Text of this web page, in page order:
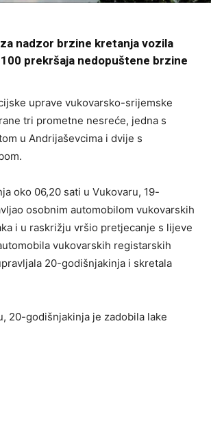
nadzor brzine kretanja vozila
prekršaja nedopuštene brzine
uprave vukovarsko-srijemske
tri prometne nesreće, jedna s
u Andrijaševcima i dvije s
oko 06,20 sati u Vukovaru, 19-
osobnim automobilom vukovarskih
i u raskrižju vršio pretjecanje s lijeve
vukovarskih registarskih
20-godišnjakinja i skretala
20-godišnjakinja je zadobila lake